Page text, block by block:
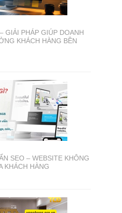
GIẢI PHÁP GIÚP DOANH
KHÁCH HÀNG BỀN
SEO – WEBSITE KHÔNG
KHÁCH HÀNG